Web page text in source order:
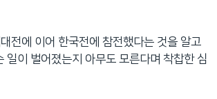
전에 이어 한국전에 참전했다는 것을 알고
일이 벌어졌는지 아무도 모른다며 착찹한 심